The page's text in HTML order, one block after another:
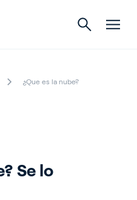
¿Que es la nube?
Se lo